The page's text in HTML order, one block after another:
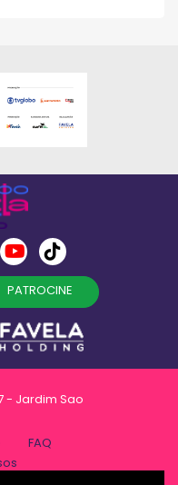
PATROCINE
- Jardim Sao
FAQ